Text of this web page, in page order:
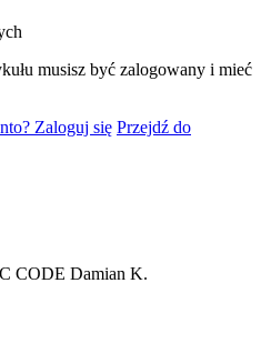
musisz być zalogowany i mieć
Zaloguj się Przejdź do
CODE Damian K.